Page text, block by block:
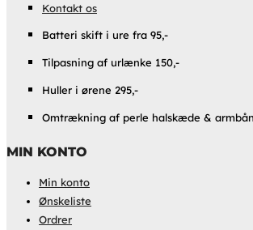
Kontakt os
Batteri skift i ure fra 95,-
Tilpasning af urlænke 150,-
Huller i ørene 295,-
Omtrækning af perle halskæde &
MIN KONTO
Min konto
Ønskeliste
Ordrer